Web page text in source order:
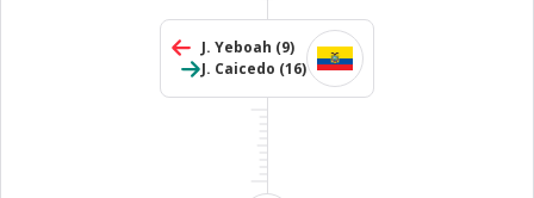
J. Yeboah (9)
J. Caicedo (16)